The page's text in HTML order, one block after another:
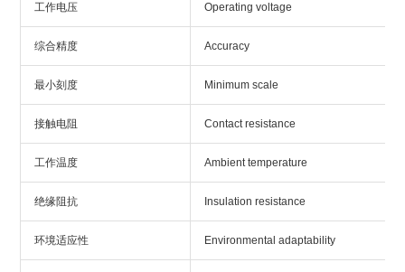
工作电压 Operating voltage
综合精度 Accuracy
最小刻度 Minimum scale
接触电阻 Contact resistance
工作温度 Ambient temperature
绝缘阻抗 Insulation resistance
环境适应性 Environmental adaptability